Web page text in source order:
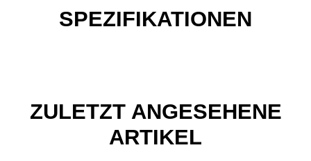
SPEZIFIKATIONEN
ZULETZT ANGESEHENE
ARTIKEL